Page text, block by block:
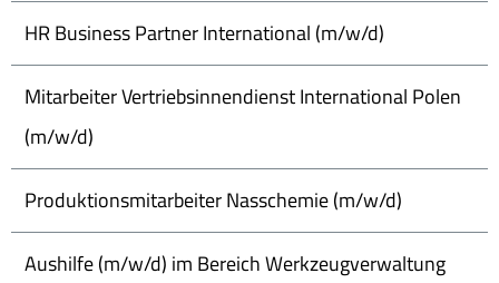
HR Business Partner International (m/w/d)
Mitarbeiter Vertriebsinnendienst International Polen
(m/w/d)
Produktionsmitarbeiter Nasschemie (m/w/d)
Aushilfe (m/w/d) im Bereich Werkzeugverwaltung